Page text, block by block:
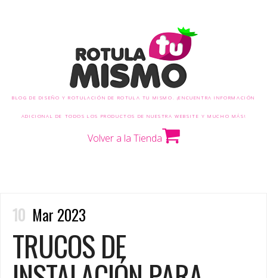
BLOG DE DISEÑO Y ROTULACIÓN DE ROTULA TU MISMO. ¡ENCUENTRA INFORMACIÓN
ADICIONAL DE TODOS LOS PRODUCTOS DE NUESTRA WEBSITE Y MUCHO MÁS!
Volver a la Tienda
10 Mar 2023
TRUCOS DE